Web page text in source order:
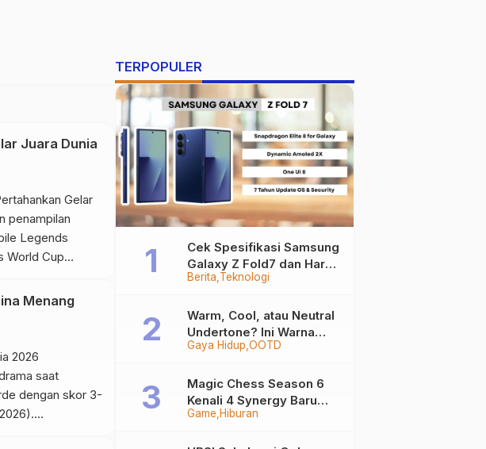
Juara Dunia
Gelar
penampilan
Legends
World Cup
dengan skor
di Paris,
Menang
2026
saat
dengan skor 3-
TERPOPULER
Berita Teknologi
Cek Spesifikasi Samsung
Galaxy Z Fold7 dan Harga
Resminya
Gaya Hidup OOTD
Warm, Cool, atau Neutral
Undertone? Ini Warna
Baju yang Bikin Kamu
Game Hiburan
Magic Chess Season 6
Kenali 4 Synergy Baru
Terkuat